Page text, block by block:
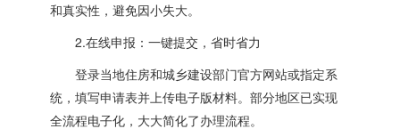
和真实性，避免因小失大。
2.在线申报：一键提交，省时省力
登录当地住房和城乡建设部门官方网站或指定系
统，填写申请表并上传电子版材料。部分地区已实现
全流程电子化，大大简化了办理流程。